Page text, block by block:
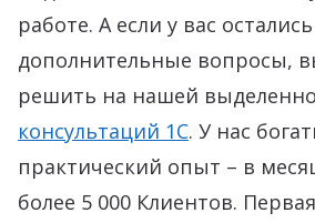
работе. А если у вас остались
дополнительные вопросы,
решить на нашей
консультаций 1С. У нас
практический опыт – в
более 5 000 Клиентов.